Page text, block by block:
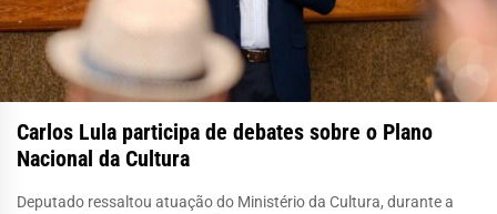
Carlos Lula participa de debates sobre o Plano
Nacional da Cultura
Deputado ressaltou atuação do Ministério da Cultura, durante a